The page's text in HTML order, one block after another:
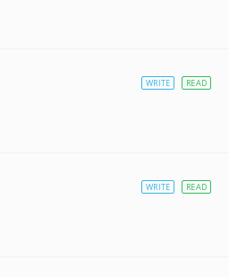
WRITE READ
WRITE READ